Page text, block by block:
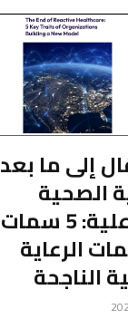
إلى ما بعد
الصحية
التفاعلية: 5 سمات
الرعاية
الناجحة